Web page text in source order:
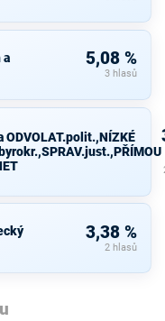
a
5,08 %
3 hlasů
3,38 %
2 hlasů